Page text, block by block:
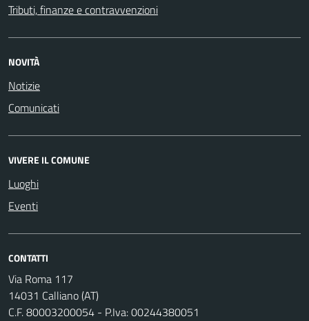
Tributi, finanze e contravvenzioni
NOVITÀ
Notizie
Comunicati
VIVERE IL COMUNE
Luoghi
Eventi
CONTATTI
Via Roma 117
14031 Calliano (AT)
C.F. 80003200054 - P.Iva: 00244380051